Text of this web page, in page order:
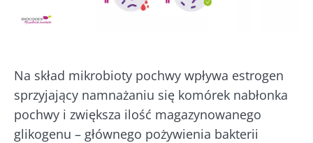
Na skład mikrobioty pochwy wpływa estrogen
sprzyjający namnażaniu się komórek nabłonka
pochwy i zwiększa ilość magazynowanego
glikogenu – głównego pożywienia bakterii